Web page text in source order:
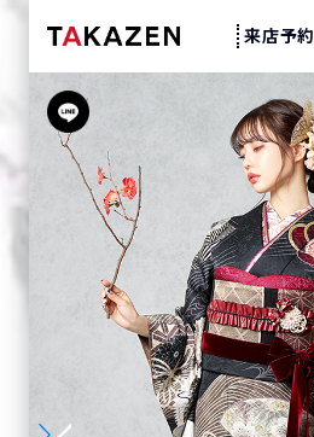
来店予約